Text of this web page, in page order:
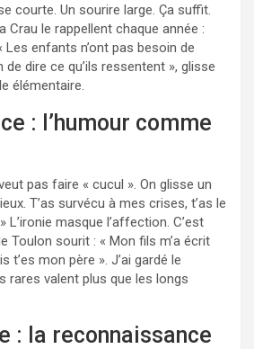
courte. Un sourire large. Ça suffit.
Crau le rappellent chaque année :
Les enfants n’ont pas besoin de
dire ce qu’ils ressentent », glisse
élémentaire.
: l’humour comme
pas faire « cucul ». On glisse un
T’as survécu à mes crises, t’as le
L’ironie masque l’affection. C’est
Toulon sourit : « Mon fils m’a écrit
t’es mon père ». J’ai gardé le
rares valent plus que les longs
: la reconnaissance